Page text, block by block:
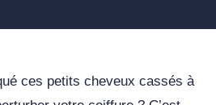
ces petits cheveux cassés à